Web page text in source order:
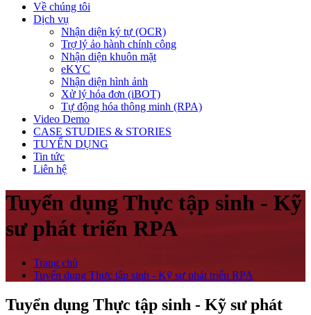
Về chúng tôi
Dịch vụ
Nhận diện ký tự (OCR)
Trợ lý ảo hành chính công
Nhận diện khuôn mặt
eKYC
Nhận diện hình ảnh
Xử lý hóa đơn (iBOT)
Tự động hóa thông minh (RPA)
Video Demo
CASE STUDIES & STORIES
TUYỂN DỤNG
Tin tức
Liên hệ
Tuyển dụng Thực tập sinh - Kỹ
sư phát triển RPA
Trang chủ
Tuyển dụng Thực tập sinh - Kỹ sư phát triển RPA
Tuyển dụng Thực tập sinh - Kỹ sư phát